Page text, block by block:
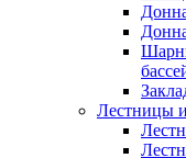
Лестницы